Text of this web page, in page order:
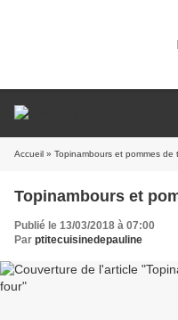
Accueil » Topinambours et pommes de
Topinambours et
Publié le 13/03/2018 à 07:00
Par ptitecuisinedepauline